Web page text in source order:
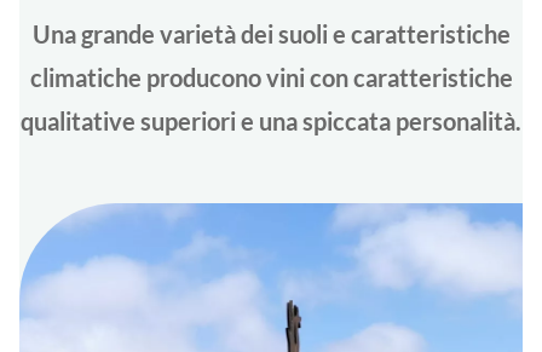
Una grande varietà dei suoli e caratteristiche
climatiche producono vini con caratteristiche
qualitative superiori e una spiccata personalità.